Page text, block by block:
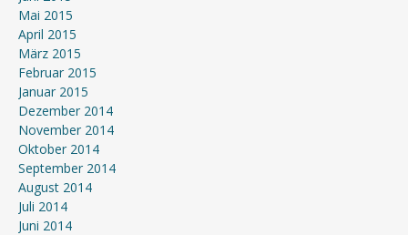
Mai 2015
April 2015
März 2015
Februar 2015
Januar 2015
Dezember 2014
November 2014
Oktober 2014
September 2014
August 2014
Juli 2014
Juni 2014